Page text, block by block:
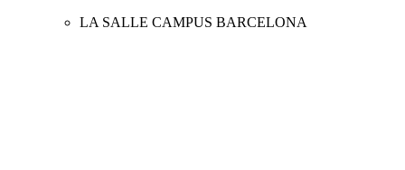
LA SALLE CAMPUS BARCELONA